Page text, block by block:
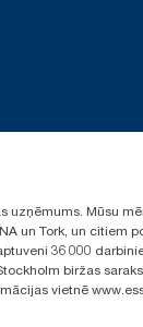
Mūsu
un Tork, un citiem
36 000
biržas
vietnē